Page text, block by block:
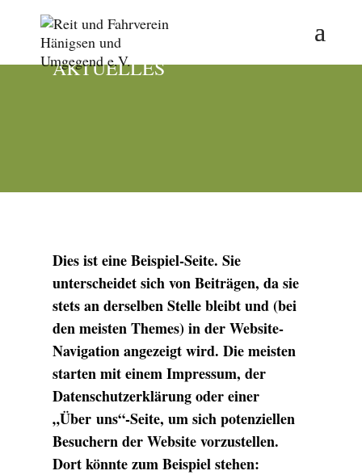
AKTUELLES
Dies ist eine Beispiel-Seite. Sie
unterscheidet sich von Beiträgen, da sie
stets an derselben Stelle bleibt und (bei
den meisten Themes) in der Website-
Navigation angezeigt wird. Die meisten
starten mit einem Impressum, der
Datenschutzerklärung oder einer
„Über uns“-Seite, um sich potenziellen
Besuchern der Website vorzustellen.
Dort könnte zum Beispiel stehen: